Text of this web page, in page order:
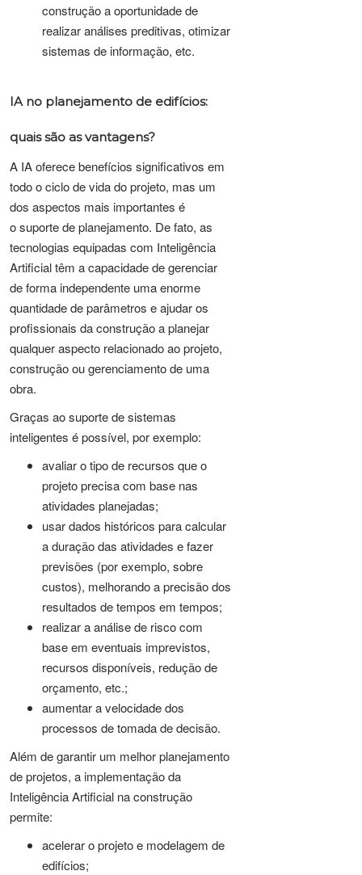
construção a oportunidade de
realizar análises preditivas, otimizar
sistemas de informação, etc.
IA no planejamento de edifícios:
quais são as vantagens?
A IA oferece benefícios significativos em
todo o ciclo de vida do projeto, mas um
dos aspectos mais importantes é
o suporte de planejamento. De fato, as
tecnologias equipadas com Inteligência
Artificial têm a capacidade de gerenciar
de forma independente uma enorme
quantidade de parâmetros e ajudar os
profissionais da construção a planejar
qualquer aspecto relacionado ao projeto,
construção ou gerenciamento de uma
obra.
Graças ao suporte de sistemas
inteligentes é possível, por exemplo:
avaliar o tipo de recursos que o
projeto precisa com base nas
atividades planejadas;
usar dados históricos para calcular
a duração das atividades e fazer
previsões (por exemplo, sobre
custos), melhorando a precisão dos
resultados de tempos em tempos;
realizar a análise de risco com
base em eventuais imprevistos,
recursos disponíveis, redução de
orçamento, etc.;
aumentar a velocidade dos
processos de tomada de decisão.
Além de garantir um melhor planejamento
de projetos, a implementação da
Inteligência Artificial na construção
permite:
acelerar o projeto e modelagem de
edifícios;